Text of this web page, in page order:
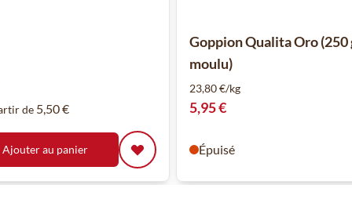
de 5,50 €
Ajouter au panier
Goppion Qualita Oro (250
moulu)
23,80 €/kg
5,95 €
Épuisé